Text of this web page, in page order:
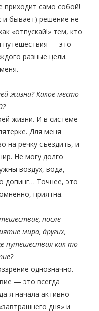
само собой!
и бывает) решение не
«отпускай!» тем, кто
путешествия — это
разные цели.
жизни? Какое место
жизни. И в системе
Для меня
на речку съездить, и
Не могу долго
воздух, вода,
допинг… Точнее, это
приятна.
после
мира, других,
путешествия как-то
однозначно.
— это всегда
я начала активно
дня» и